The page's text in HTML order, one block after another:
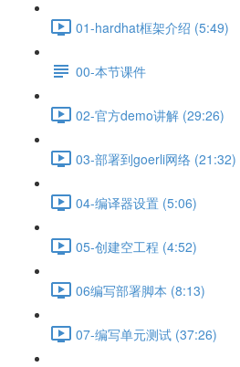
01-hardhat框架介绍 (5:49)
00-本节课件
02-官方demo讲解 (29:26)
03-部署到goerli网络 (21:32)
04-编译器设置 (5:06)
05-创建空工程 (4:52)
06编写部署脚本 (8:13)
07-编写单元测试 (37:26)